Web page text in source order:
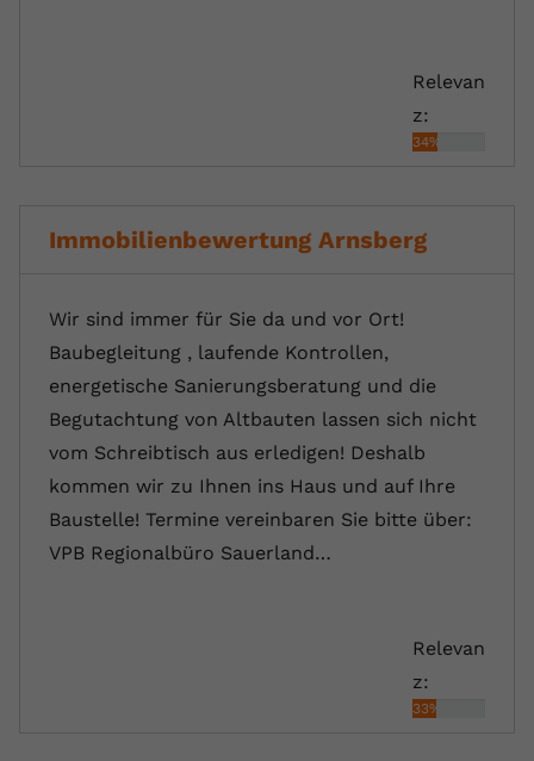
Relevan
z:
34%
Immobilienbewertung Arnsberg
Wir sind immer für Sie da und vor Ort!
Baubegleitung , laufende Kontrollen,
energetische Sanierungsberatung und die
Begutachtung von Altbauten lassen sich nicht
vom Schreibtisch aus erledigen! Deshalb
kommen wir zu Ihnen ins Haus und auf Ihre
Baustelle! Termine vereinbaren Sie bitte über:
VPB Regionalbüro Sauerland…
Relevan
z:
33%